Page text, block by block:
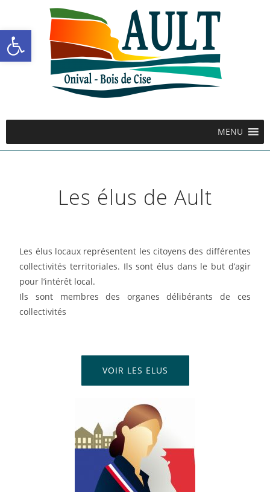
Ouvrir la barre d’outils
MENU
Les élus de Ault
Les élus locaux représentent les citoyens des différentes
collectivités territoriales. Ils sont élus dans le but d’agir
pour l’intérêt local.
Ils sont membres des organes délibérants de ces
collectivités
VOIR LES ELUS